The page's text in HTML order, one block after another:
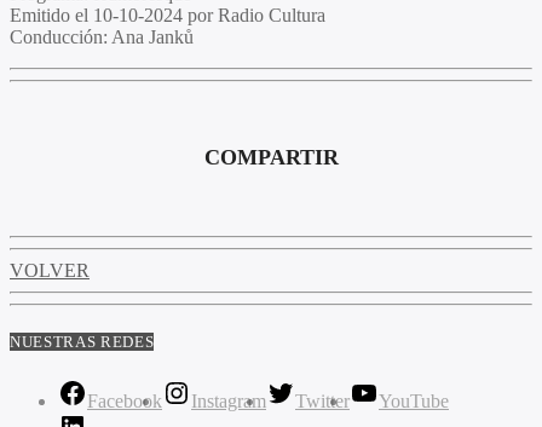
Emitido el 10-10-2024 por Radio Cultura
Conducción: Ana Janků
COMPARTIR
VOLVER
NUESTRAS REDES
Facebook Instagram Twitter
YouTube